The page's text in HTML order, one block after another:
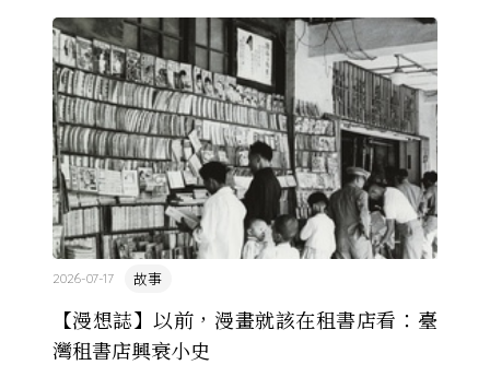
【漫想誌】以前，漫畫就該在租書店看：臺
灣租書店興衰小史
故事
2026-07-17